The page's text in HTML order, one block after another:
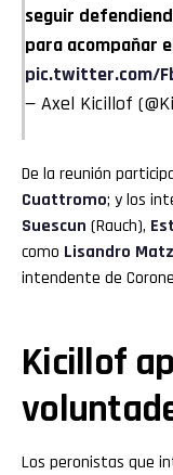
seguir
para acompañar
pic.twitter.com/
— Axel Kicillof
De la reunión
Cuattromo; y los
Suescun (Rauch),
como Lisandro
intendente de
Kicillof
Los peronistas que